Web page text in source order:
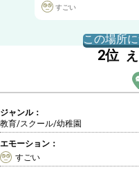
すごい
この場所
2位
ジャンル：
教育/スクール/幼稚園
エモーション：
すごい